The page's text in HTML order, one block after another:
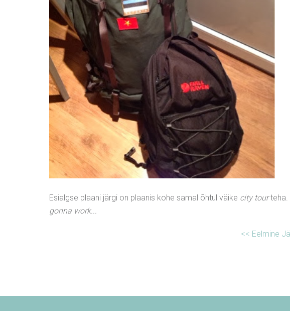
Esialgse plaani järgi on plaanis kohe samal õhtul väike city tourteha.
gonna work...
<< Eelmine